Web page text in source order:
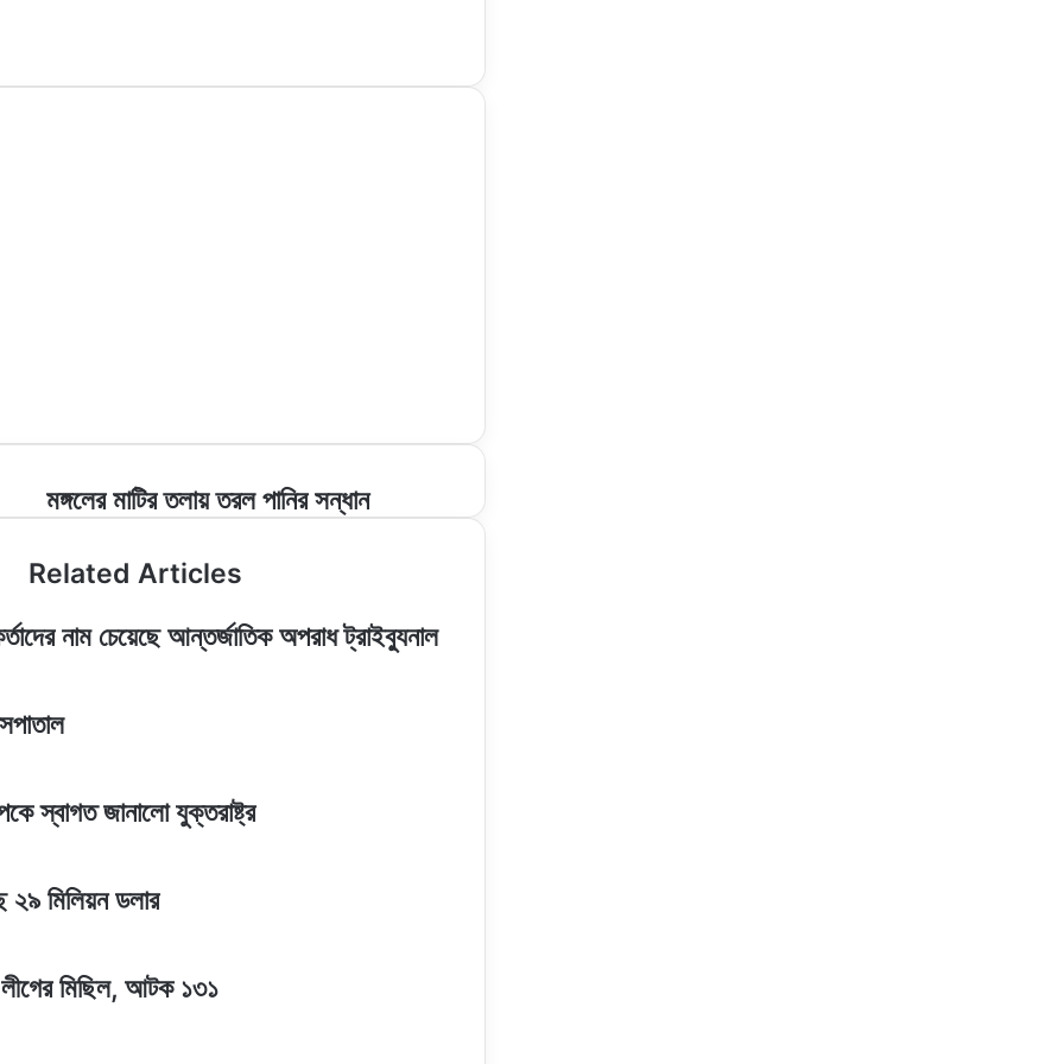
মঙ্গলের
মাটির
তরল
মঙ্গলের মাটির তলায় তরল পানির সন্ধান
Related Articles
নাম চেয়েছে আন্তর্জাতিক অপরাধ ট্রাইব্যুনাল
স্বাগত জানালো যুক্তরাষ্ট্র
২৯ মিলিয়ন ডলার
লীগের মিছিল, আটক ১৩১